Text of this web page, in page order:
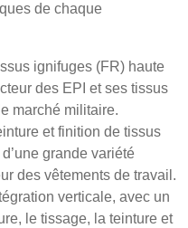
de chaque
ignifuges (FR) haute
des EPI et ses tissus
marché militaire.
et finition de tissus
grande variété
des vêtements de travail.
verticale, avec un
le tissage, la teinture et